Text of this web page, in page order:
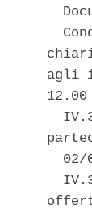
agli
02/